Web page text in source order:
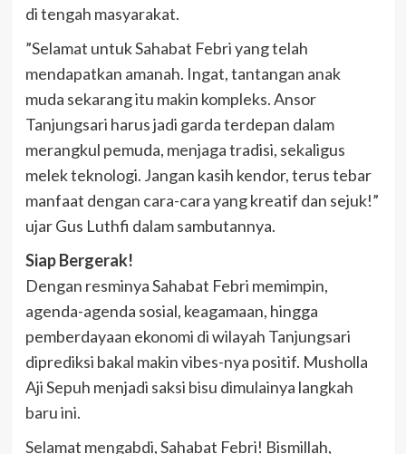
di tengah masyarakat.
​”Selamat untuk Sahabat Febri yang telah
mendapatkan amanah. Ingat, tantangan anak
muda sekarang itu makin kompleks. Ansor
Tanjungsari harus jadi garda terdepan dalam
merangkul pemuda, menjaga tradisi, sekaligus
melek teknologi. Jangan kasih kendor, terus tebar
manfaat dengan cara-cara yang kreatif dan sejuk!”
ujar Gus Luthfi dalam sambutannya.
​Siap Bergerak!
​Dengan resminya Sahabat Febri memimpin,
agenda-agenda sosial, keagamaan, hingga
pemberdayaan ekonomi di wilayah Tanjungsari
diprediksi bakal makin vibes-nya positif. Musholla
Aji Sepuh menjadi saksi bisu dimulainya langkah
baru ini.
Selamat mengabdi, Sahabat Febri! Bismillah,